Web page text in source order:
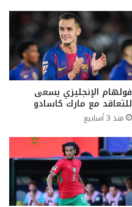
فولهام الإنجليزي يسعى
للتعاقد مع مارك كاسادو
منذ 3 أسابيع